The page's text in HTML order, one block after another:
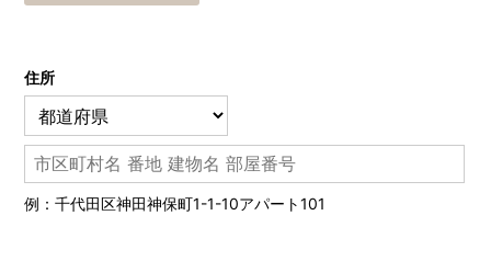
住所
例：千代田区神田神保町1-1-10アパート101